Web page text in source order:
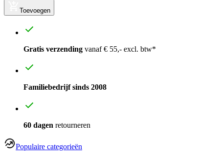
Toevoegen
Gratis verzending vanaf € 55,- excl. btw*
Familiebedrijf sinds 2008
60 dagen retourneren
Populaire categorieën